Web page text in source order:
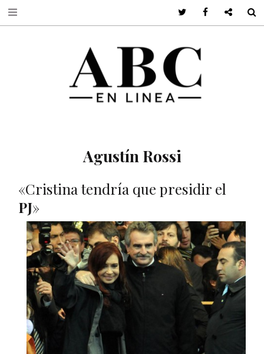
Agustín Rossi
«Cristina tendría que presidir el
PJ»
Twitter FacebookGoogle +